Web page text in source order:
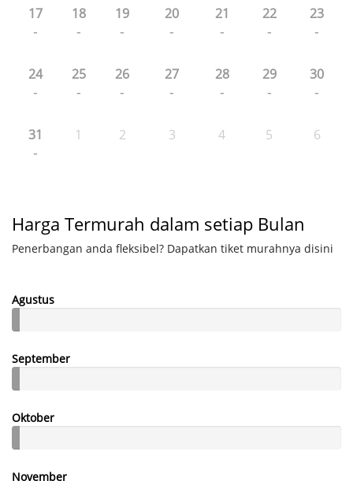
17
-
18
-
19
-
20
-
21
-
22
-
23
-
24
-
25
-
26
-
27
-
28
-
29
-
30
-
31
-
1 2 3 4 5 6
Harga Termurah dalam setiap Bulan
Penerbangan anda fleksibel? Dapatkan tiket murahnya disini
Agustus
September
Oktober
November